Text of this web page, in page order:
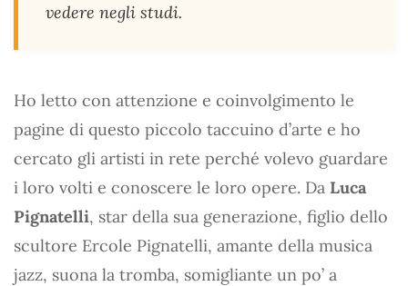
vedere negli studi.
Ho letto con attenzione e coinvolgimento le
pagine di questo piccolo taccuino d’arte e ho
cercato gli artisti in rete perché volevo guardare
i loro volti e conoscere le loro opere. Da Luca
Pignatelli, star della sua generazione, figlio dello
scultore Ercole Pignatelli, amante della musica
jazz, suona la tromba, somigliante un po’ a